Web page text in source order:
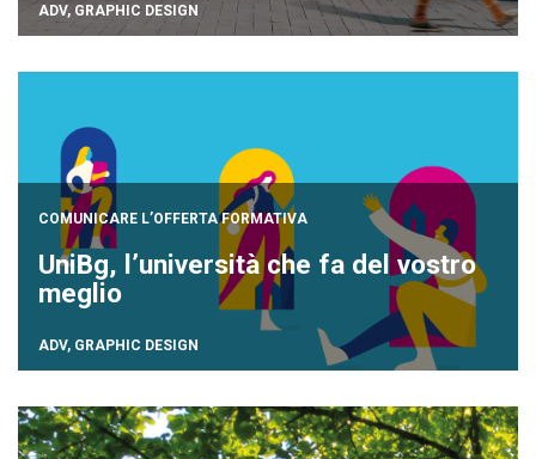
ADV, GRAPHIC DESIGN
COMUNICARE L’OFFERTA FORMATIVA
UniBg, l’università che fa del vostro
meglio
ADV, GRAPHIC DESIGN